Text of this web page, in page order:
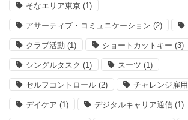
そなエリア東京 (1)
アサーティブ・コミュニケーション (2)
クラブ活動 (1) ショートカットキー (3)
シングルタスク (1) スーツ (1)
セルフコントロール (2) チャレンジ雇用
デイケア (1) デジタルキャリア通信 (1)